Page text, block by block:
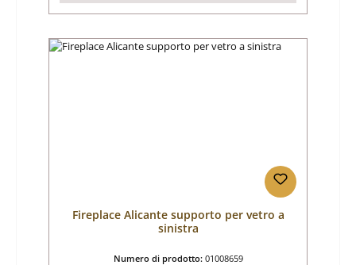
Fireplace Alicante supporto per vetro a
sinistra
Numero di prodotto: 01008659